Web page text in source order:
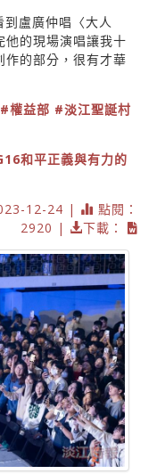
盧廣仲唱〈大人
他的現場演唱讓我十
作的部分，很有才華
#權益部 #淡江聖誕村
和平正義與有力的
12-24 |
點閱：
2920 |
下載：